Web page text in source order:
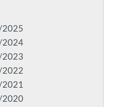
2025
2024
2023
2022
2021
2020